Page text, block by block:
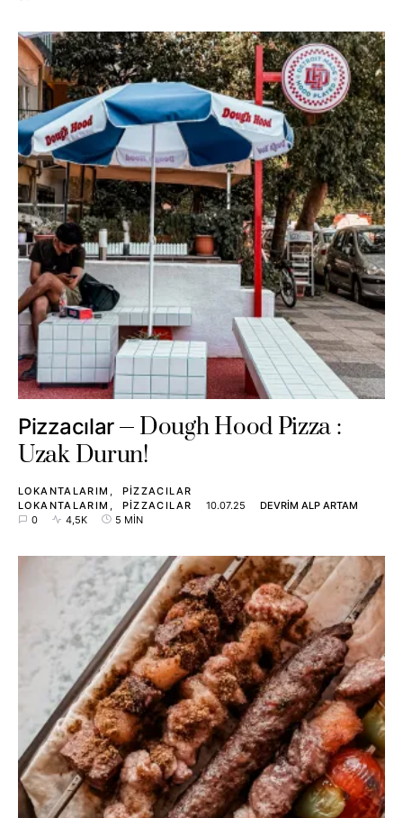
Pizzacılar
Dough Hood Pizza :
Uzak Durun!
LOKANTALARIM
PIZZACILAR
LOKANTALARIM
PIZZACILAR 10.07.25
DEVRIM ALP ARTAM
0
4,5K 5 MIN